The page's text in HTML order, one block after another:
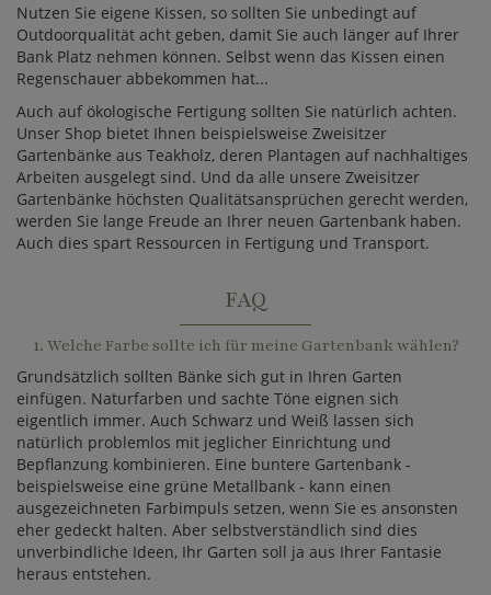
Nutzen Sie eigene Kissen, so sollten Sie unbedingt auf
Outdoorqualität acht geben, damit Sie auch länger auf Ihrer
Bank Platz nehmen können. Selbst wenn das Kissen einen
Regenschauer abbekommen hat...
Auch auf ökologische Fertigung sollten Sie natürlich achten.
Unser Shop bietet Ihnen beispielsweise Zweisitzer
Gartenbänke aus Teakholz, deren Plantagen auf nachhaltiges
Arbeiten ausgelegt sind. Und da alle unsere Zweisitzer
Gartenbänke höchsten Qualitätsansprüchen gerecht werden,
werden Sie lange Freude an Ihrer neuen Gartenbank haben.
Auch dies spart Ressourcen in Fertigung und Transport.
FAQ
1. Welche Farbe sollte ich für meine Gartenbank wählen?
Grundsätzlich sollten Bänke sich gut in Ihren Garten
einfügen. Naturfarben und sachte Töne eignen sich
eigentlich immer. Auch Schwarz und Weiß lassen sich
natürlich problemlos mit jeglicher Einrichtung und
Bepflanzung kombinieren. Eine buntere Gartenbank -
beispielsweise eine grüne Metallbank - kann einen
ausgezeichneten Farbimpuls setzen, wenn Sie es ansonsten
eher gedeckt halten. Aber selbstverständlich sind dies
unverbindliche Ideen, Ihr Garten soll ja aus Ihrer Fantasie
heraus entstehen.